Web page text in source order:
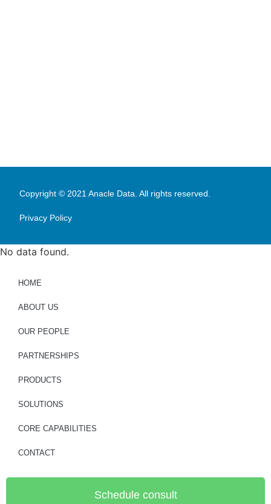
Copyright © 2021 Anacle Data. All rights reserved.
Privacy Policy
No data found.
HOME
ABOUT US
OUR PEOPLE
PARTNERSHIPS
PRODUCTS
SOLUTIONS
CORE CAPABILITIES
CONTACT
Schedule consult